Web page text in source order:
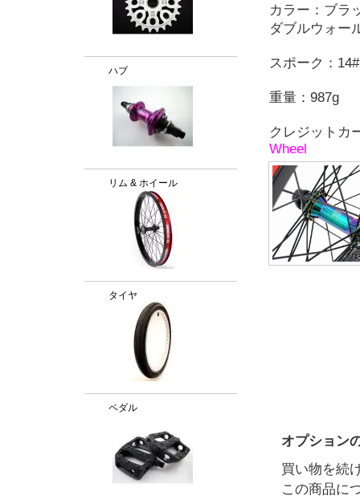
ハブ
リム & ホイール
タイヤ
ペダル
カラー：ブラ
ダブルウォー
スポーク：
重量：987g
クレジットカ
Wheel
オプション
買い物を続
この商品に